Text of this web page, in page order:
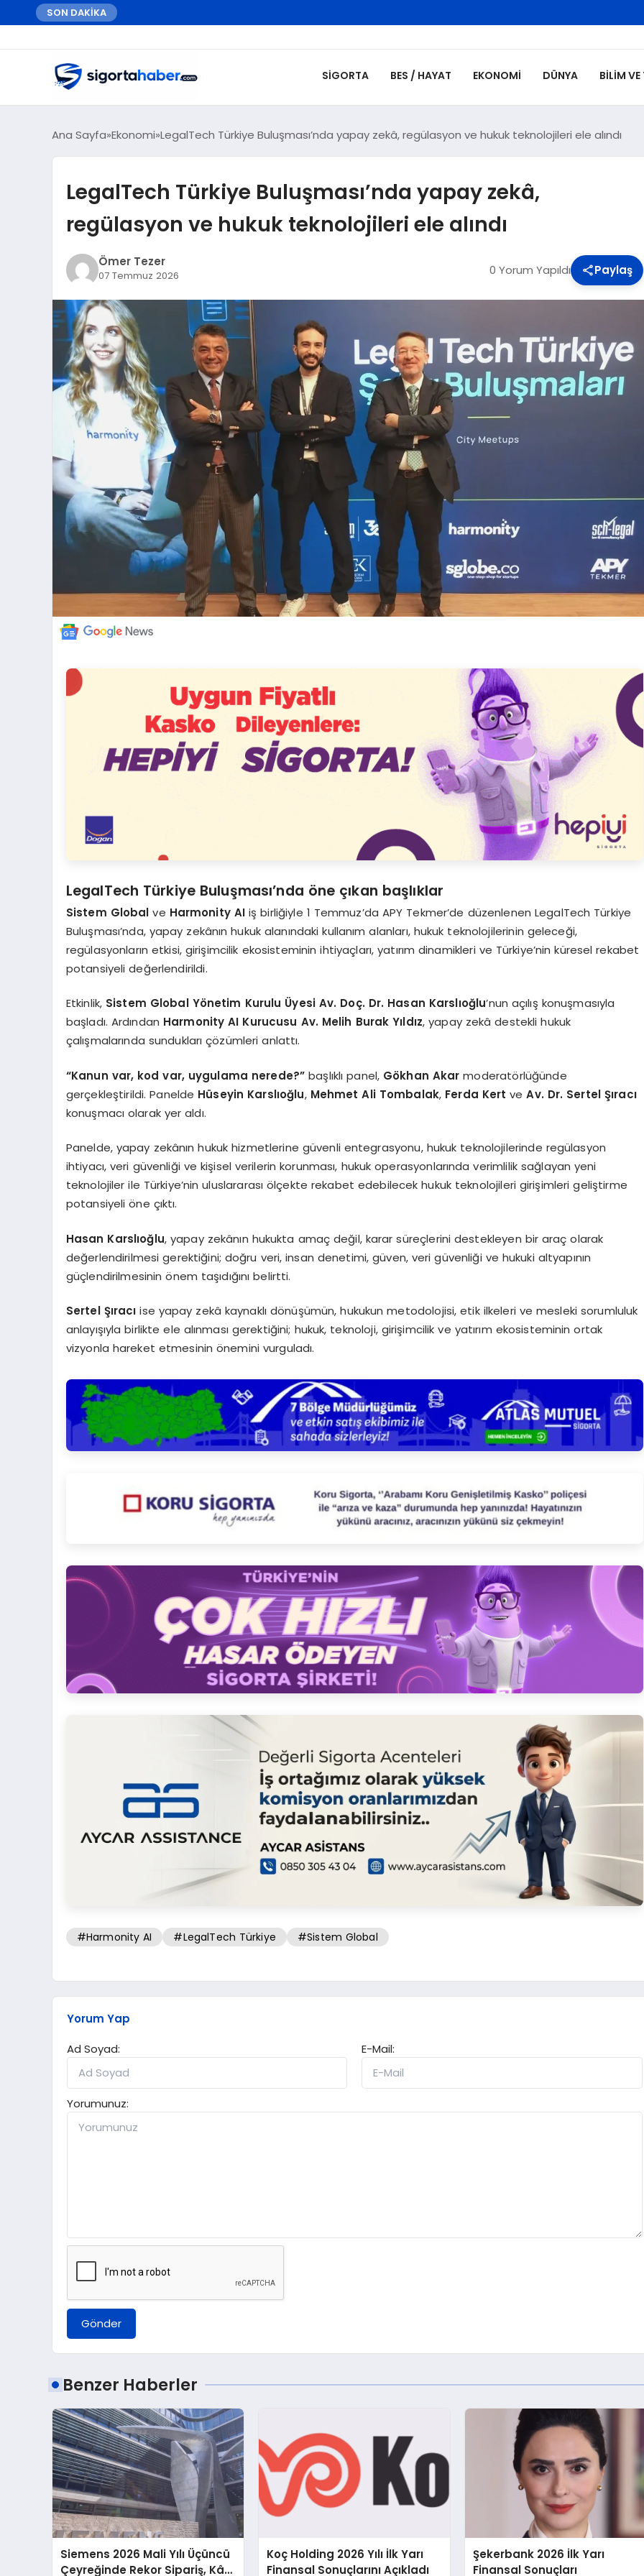
SON DAKİKA
SIGORTA BES / HAYAT EKONOMI DÜNYA BILIM
Ana Sayfa Ekonomi LegalTech Türkiye Buluşması’nda yapay zekâ, regülasyon ve hukuk teknolojileri ele alındı
LegalTech Türkiye Buluşması’nda yapay zekâ,
regülasyon ve hukuk teknolojileri ele alındı
Ömer Tezer
07 Temmuz 2026 0 Yorum Yapıldı Paylaş
LegalTech Türkiye Buluşması’nda öne çıkan başlıklar
Sistem Global ve Harmonity AI iş birliğiyle 1 Temmuz’da APY Tekmer’de düzenlenen LegalTech Türkiye
Buluşması’nda, yapay zekânın hukuk alanındaki kullanım alanları, hukuk teknolojilerinin geleceği,
regülasyonların etkisi, girişimcilik ekosisteminin ihtiyaçları, yatırım dinamikleri ve Türkiye’nin küresel rekabet
potansiyeli değerlendirildi.
Etkinlik, Sistem Global Yönetim Kurulu Üyesi Av. Doç. Dr. Hasan Karslıoğlu’nun açılış konuşmasıyla
başladı. Ardından Harmonity AI Kurucusu Av. Melih Burak Yıldız, yapay zekâ destekli hukuk
çalışmalarında sundukları çözümleri anlattı.
“Kanun var, kod var, uygulama nerede?” başlıklı panel, Gökhan Akar moderatörlüğünde
gerçekleştirildi. Panelde Hüseyin Karslıoğlu, Mehmet Ali Tombalak, Ferda Kert veAv. Dr. Sertel Şıracı
konuşmacı olarak yer aldı.
Panelde, yapay zekânın hukuk hizmetlerine güvenli entegrasyonu, hukuk teknolojilerinde regülasyon
ihtiyacı, veri güvenliği ve kişisel verilerin korunması, hukuk operasyonlarında verimlilik sağlayan yeni
teknolojiler ile Türkiye’nin uluslararası ölçekte rekabet edebilecek hukuk teknolojileri girişimleri geliştirme
potansiyeli öne çıktı.
Hasan Karslıoğlu, yapay zekânın hukukta amaç değil, karar süreçlerini destekleyen bir araç olarak
değerlendirilmesi gerektiğini; doğru veri, insan denetimi, güven, veri güvenliği ve hukuki altyapının
güçlendirilmesinin önem taşıdığını belirtti.
Sertel Şıracı ise yapay zekâ kaynaklı dönüşümün, hukukun metodolojisi, etik ilkeleri ve mesleki sorumluluk
anlayışıyla birlikte ele alınması gerektiğini; hukuk, teknoloji, girişimcilik ve yatırım ekosisteminin ortak
vizyonla hareket etmesinin önemini vurguladı.
#Harmonity AI #LegalTech Türkiye #Sistem Global
Yorum Yap
Ad Soyad:
E-Mail:
Yorumunuz:
Gönder
Benzer Haberler
Siemens 2026 Mali Yılı Üçüncü
Çeyreğinde Rekor Sipariş, Kâr
Koç Holding 2026 Yılı İlk Yarı
Finansal Sonuçlarını Açıkladı
Şekerbank 2026 İlk Yarı
Finansal Sonuçları